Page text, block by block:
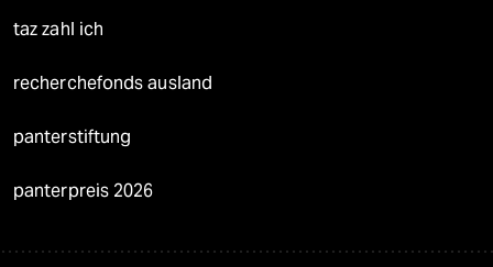
taz zahl ich
recherchefonds ausland
panterstiftung
panterpreis 2026